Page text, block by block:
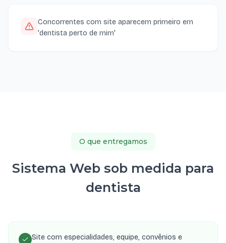
Concorrentes com site aparecem primeiro em
'dentista perto de mim'
O que entregamos
Sistema Web sob medida para
dentista
Site com especialidades, equipe, convênios e